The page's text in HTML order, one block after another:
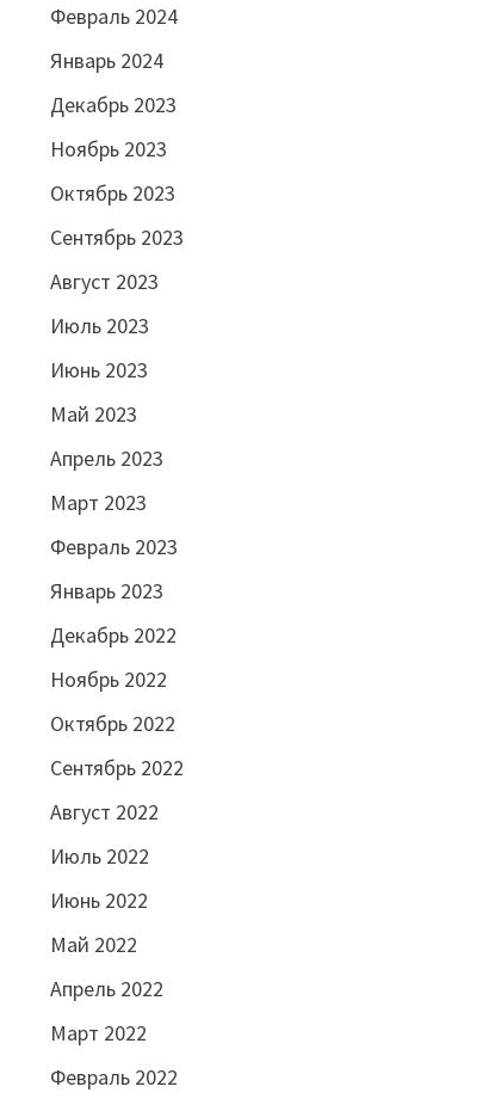
Февраль 2024
Январь 2024
Декабрь 2023
Ноябрь 2023
Октябрь 2023
Сентябрь 2023
Август 2023
Июль 2023
Июнь 2023
Май 2023
Апрель 2023
Март 2023
Февраль 2023
Январь 2023
Декабрь 2022
Ноябрь 2022
Октябрь 2022
Сентябрь 2022
Август 2022
Июль 2022
Июнь 2022
Май 2022
Апрель 2022
Март 2022
Февраль 2022